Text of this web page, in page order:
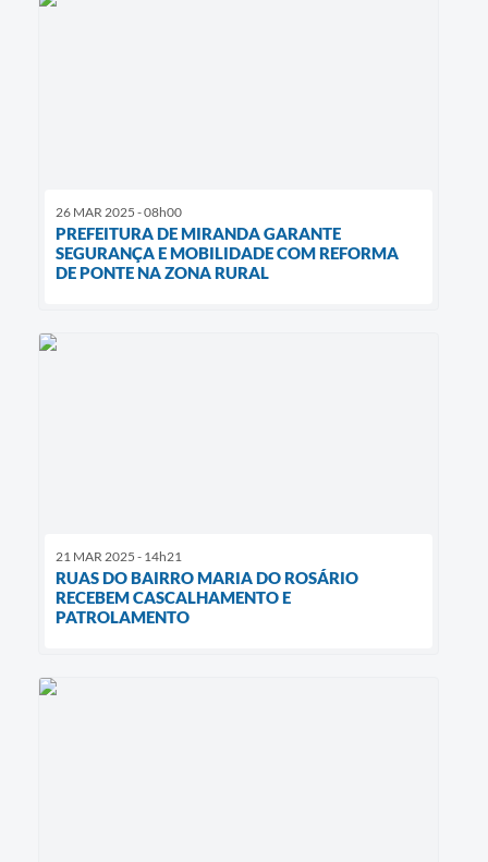
26 MAR 2025 - 08h00
PREFEITURA DE MIRANDA GARANTE
SEGURANÇA E MOBILIDADE COM REFORMA
DE PONTE NA ZONA RURAL
21 MAR 2025 - 14h21
RUAS DO BAIRRO MARIA DO ROSÁRIO
RECEBEM CASCALHAMENTO E
PATROLAMENTO